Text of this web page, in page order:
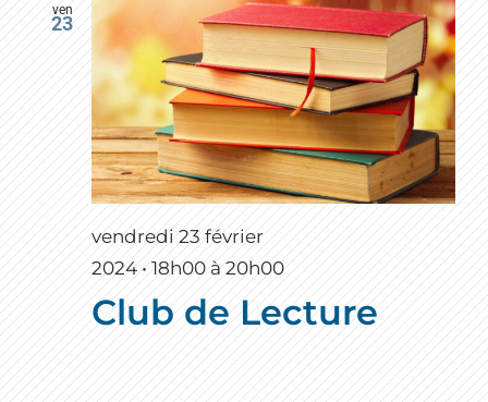
ven
23
vendredi 23 février
2024 • 18h00 à 20h00
Club de Lecture